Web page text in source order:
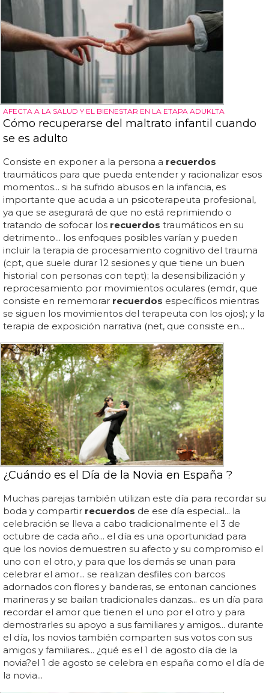
AFECTA A LA SALUD Y EL BIENESTAR EN LA ETAPA ADUKLTA
Cómo recuperarse del maltrato infantil cuando
se es adulto
Consiste en exponer a la persona a recuerdos
traumáticos para que pueda entender y racionalizar esos
momentos... si ha sufrido abusos en la infancia, es
importante que acuda a un psicoterapeuta profesional,
ya que se asegurará de que no está reprimiendo o
tratando de sofocar los recuerdos traumáticos en su
detrimento... los enfoques posibles varían y pueden
incluir la terapia de procesamiento cognitivo del trauma
(cpt, que suele durar 12 sesiones y que tiene un buen
historial con personas con tept); la desensibilización y
reprocesamiento por movimientos oculares (emdr, que
consiste en rememorar recuerdos específicos mientras
se siguen los movimientos del terapeuta con los ojos); y la
terapia de exposición narrativa (net, que consiste en...
¿Cuándo es el Día de la Novia en España ?
Muchas parejas también utilizan este día para recordar su
boda y compartir recuerdos de ese día especial... la
celebración se lleva a cabo tradicionalmente el 3 de
octubre de cada año... el día es una oportunidad para
que los novios demuestren su afecto y su compromiso el
uno con el otro, y para que los demás se unan para
celebrar el amor... se realizan desfiles con barcos
adornados con flores y banderas, se entonan canciones
marineras y se bailan tradicionales danzas... es un día para
recordar el amor que tienen el uno por el otro y para
demostrarles su apoyo a sus familiares y amigos... durante
el día, los novios también comparten sus votos con sus
amigos y familiares... ¿qué es el 1 de agosto día de la
novia?el 1 de agosto se celebra en españa como el día de
la novia...